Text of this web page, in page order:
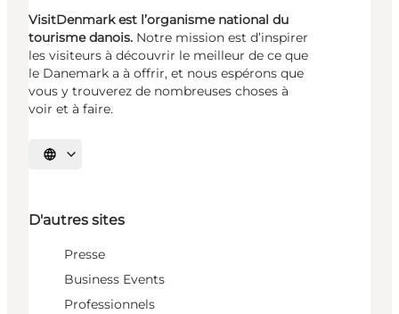
VisitDenmark est l’organisme national du
tourisme danois. Notre mission est d’inspirer
les visiteurs à découvrir le meilleur de ce que
le Danemark a à offrir, et nous espérons que
vous y trouverez de nombreuses choses à
voir et à faire.
Choisissez la langue
D'autres sites
Presse
Business Events
Professionnels